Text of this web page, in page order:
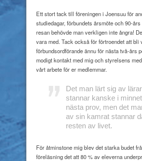
Ett stort tack till föreningen i Joensuu för
studiedagar, förbundets årsmöte och 90-
resan behövde man verkligen inte ångra!
vara med. Tack också för förtroendet att bli
förbundsordförande ännu för nästa två-års
modigt kontakt med mig och styrelsens
vårt arbete för er medlemmar.
Det man lärt sig av
stannar kanske i
nästa prov, men det
av sin kamrat stannar
resten av livet.
För åtminstone mig blev det starka budet
föreläsning det att 80 % av eleverna